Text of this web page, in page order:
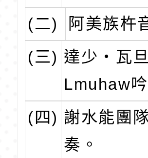
(二)
阿美族杵
(三) 達少‧瓦
Lmuhaw吟
(四) 謝水能團
奏。